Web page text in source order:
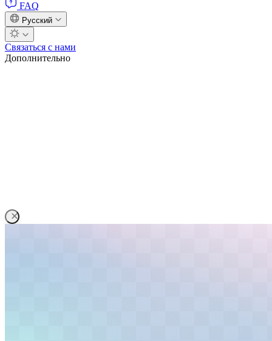
FAQ
Русский
Связаться с нами
Дополнительно